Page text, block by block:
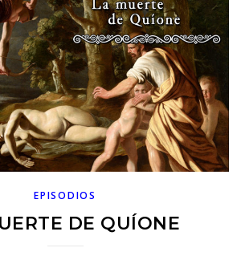
EPISODIOS
DE QUÍONE